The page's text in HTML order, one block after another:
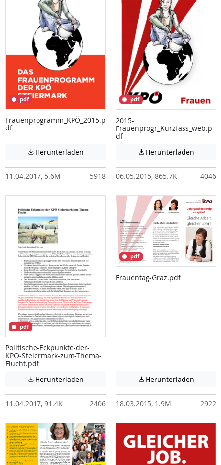
pdf
Frauenprogramm_KPÖ_2015.p
df
 Herunterladen Achtung: Diese Datei enthält unter
11.04.2017, 5.6M 5918
pdf
2015-
Frauenprogr_Kurzfass_web.p
df
 Herunterladen
06.05.2015, 865.7K 4046
pdf
Politische-Eckpunkte-der-
KPÖ-Steiermark-zum-Thema-
Flucht.pdf
 Herunterladen Achtung: Diese Datei enthält unter
11.04.2017, 91.4K 2406
pdf
Frauentag-Graz.pdf
 Herunterladen
18.03.2015, 1.9M 2922